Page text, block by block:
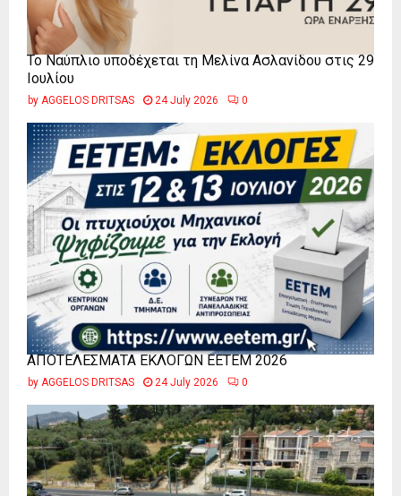
Το Ναύπλιο υποδέχεται τη Μελίνα Ασλανίδου στις 29
Ιουλίου
by AGGELOS DRITSAS 24 July 2026 0
ΑΠΟΤΕΛΕΣΜΑΤΑ ΕΚΛΟΓΩΝ ΕΕΤΕΜ 2026
by AGGELOS DRITSAS 24 July 2026 0